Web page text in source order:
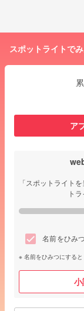
スポットライトで
ア
「スポットライト
ト
名前をひみ
名前をひみつにする